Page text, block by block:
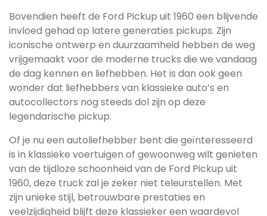
Bovendien heeft de Ford Pickup uit 1960 een blijvende
invloed gehad op latere generaties pickups. Zijn
iconische ontwerp en duurzaamheid hebben de weg
vrijgemaakt voor de moderne trucks die we vandaag
de dag kennen en liefhebben. Het is dan ook geen
wonder dat liefhebbers van klassieke auto’s en
autocollectors nog steeds dol zijn op deze
legendarische pickup.
Of je nu een autoliefhebber bent die geïnteresseerd
is in klassieke voertuigen of gewoonweg wilt genieten
van de tijdloze schoonheid van de Ford Pickup uit
1960, deze truck zal je zeker niet teleurstellen. Met
zijn unieke stijl, betrouwbare prestaties en
veelzijdigheid blijft deze klassieker een waardevol